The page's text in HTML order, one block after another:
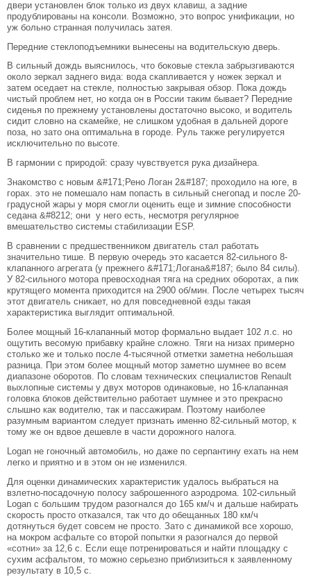
двери установлен блок только из двух клавиш, а задние
продублированы на консоли. Возможно, это вопрос унификации, но
уж больно странная получилась затея.
Передние стеклоподъемники вынесены на водительскую дверь.
В сильный дождь выяснилось, что боковые стекла забрызгиваются
около зеркал заднего вида: вода скапливается у ножек зеркал и
затем оседает на стекле, полностью закрывая обзор. Пока дождь
чистый проблем нет, но когда он в России таким бывает? Передние
сиденья по прежнему установлены достаточно высоко, и водитель
сидит словно на скамейке, не слишком удобная в дальней дороге
поза, но зато она оптимальна в городе. Руль также регулируется
исключительно по высоте.
В гармонии с природой: сразу чувствуется рука дизайнера.
Знакомство с новым &#171;Рено Логан 2&#187; проходило на юге, в
горах. это не помешало нам попасть в сильный снегопад и после 20-
градусной жары у моря смогли оценить еще и зимние способности
седана &#8212; они у него есть, несмотря регулярное
вмешательство системы стабилизации ESP.
В сравнении с предшественником двигатель стал работать
значительно тише. В первую очередь это касается 82-сильного 8-
клапанного агрегата (у прежнего &#171;Логана&#187; было 84 силы).
У 82-сильного мотора превосходная тяга на средних оборотах, а пик
крутящего момента приходится на 2900 об/мин. После четырех тысяч
этот двигатель сникает, но для повседневной езды такая
характеристика выглядит оптимальной.
Более мощный 16-клапанный мотор формально выдает 102 л.с. но
ощутить весомую прибавку крайне сложно. Тяги на низах примерно
столько же и только после 4-тысячной отметки заметна небольшая
разница. При этом более мощный мотор заметно шумнее во всем
диапазоне оборотов. По словам технических специалистов Renault
выхлопные системы у двух моторов одинаковые, но 16-клапанная
головка блоков действительно работает шумнее и это прекрасно
слышно как водителю, так и пассажирам. Поэтому наиболее
разумным вариантом следует признать именно 82-сильный мотор, к
тому же он вдвое дешевле в части дорожного налога.
Logan не гоночный автомобиль, но даже по серпантину ехать на нем
легко и приятно и в этом он не изменился.
Для оценки динамических характеристик удалось выбраться на
взлетно-посадочную полосу заброшенного аэродрома. 102-сильный
Logan с большим трудом разогнался до 165 км/ч и дальше набирать
скорость просто отказался, так что до обещанных 180 км/ч
дотянуться будет совсем не просто. Зато с динамикой все хорошо,
на мокром асфальте со второй попытки я разогнался до первой
«сотни» за 12,6 с. Если еще потренироваться и найти площадку с
сухим асфальтом, то можно серьезно приблизиться к заявленному
результату в 10,5 с.